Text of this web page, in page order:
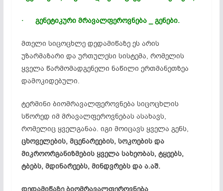
· გენეტიკური მრავალფეროვნება _ გენები.
მთელი სიცოცხლე დედამიწაზე ეს არის
უზარმაზარი და ურთულესი სისტემა, რომელის
ყველა წარმომადგენელი ნაწილი ერთმანეთზეა
დამოკიდებული.
ტერმინი ბიომრავალფეროვნება სიცოცხლის
სწორედ იმ მრავალფეროვნებას ასახავს,
რომელიც ყველგანაა. იგი მოიცავს ყველა გენს,
ცხოველების, მცენარეების, სოკოებისდა
მიკროორგანიზმების ყველა სახეობას, ტყეებს,
ტბებს, მდინარეებს, მინდვრებს და ა.აშ.